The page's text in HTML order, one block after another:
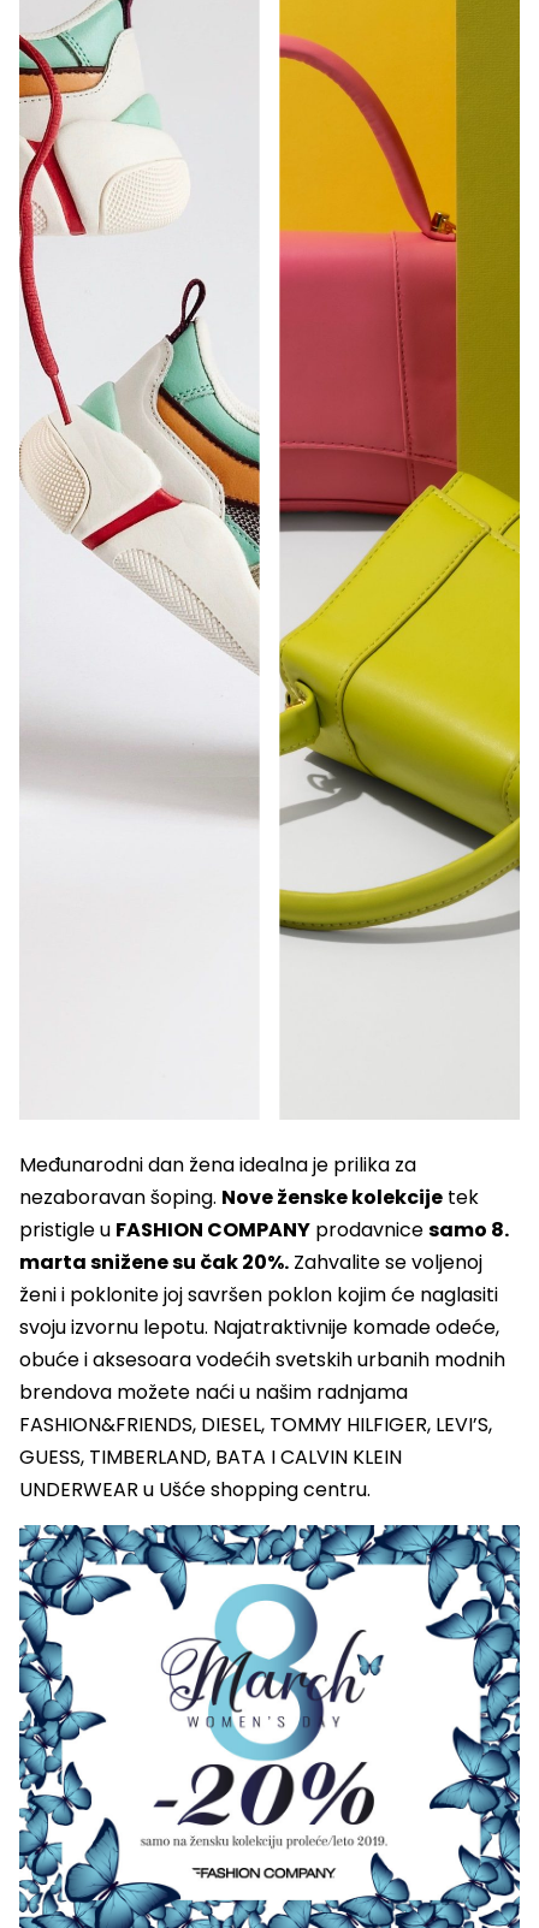
Međunarodni dan žena idealna je prilika za
nezaboravan šoping. Nove ženske kolekcije tek
pristigle u FASHION COMPANY prodavnicesamo 8.
marta snižene su čak 20%. Zahvalite se voljenoj
ženi i poklonite joj savršen poklon kojim će naglasiti
svoju izvornu lepotu. Najatraktivnije komade odeće,
obuće i aksesoara vodećih svetskih urbanih modnih
brendova možete naći u našim radnjama
FASHION&FRIENDS, DIESEL, TOMMY HILFIGER, LEVI’S,
GUESS, TIMBERLAND, BATA I CALVIN KLEIN
UNDERWEAR u Ušće shopping centru.